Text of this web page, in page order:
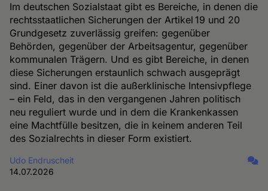
Im deutschen Sozialstaat gibt es Bereiche, in denen die
rechtsstaatlichen Sicherungen der Artikel 19 und 20
Grundgesetz zuverlässig greifen: gegenüber
Behörden, gegenüber der Arbeitsagentur, gegenüber
kommunalen Trägern. Und es gibt Bereiche, in denen
diese Sicherungen erstaunlich schwach ausgeprägt
sind. Einer davon ist die außerklinische Intensivpflege
– ein Feld, das in den vergangenen Jahren politisch
neu reguliert wurde und in dem die Krankenkassen
eine Machtfülle besitzen, die in keinem anderen Teil
des Sozialrechts in dieser Form existiert.
Udo Endruscheit
14.07.2026